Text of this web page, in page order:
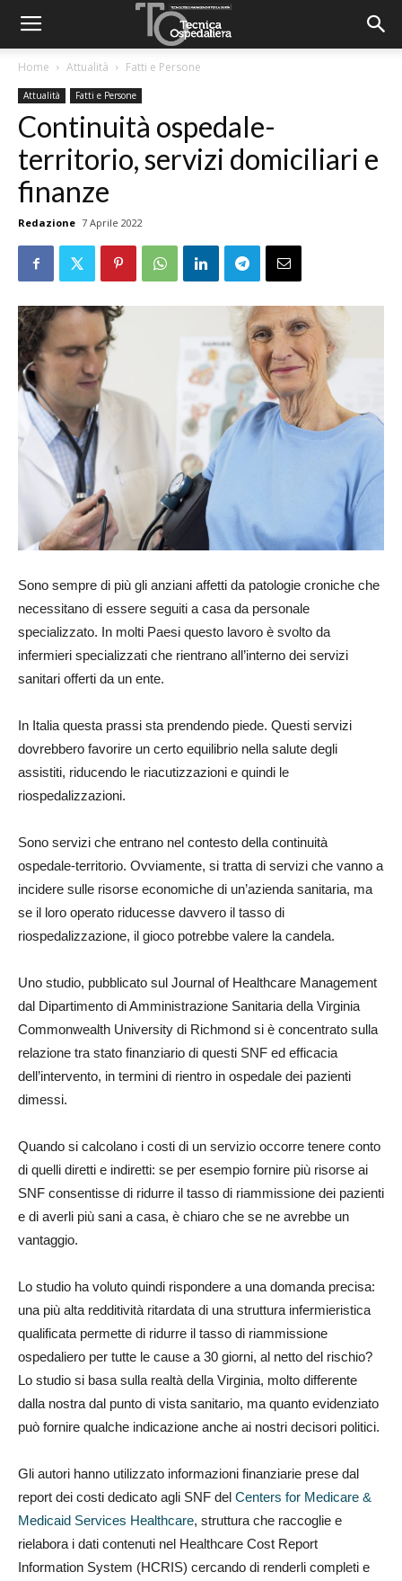
Home Attualità Fatti e Persone
Attualità Fatti e Persone
Continuità ospedale-
territorio, servizi domiciliari e
finanze
Redazione 7 Aprile 2022
Sono sempre di più gli anziani affetti da patologie croniche che
necessitano di essere seguiti a casa da personale
specializzato. In molti Paesi questo lavoro è svolto da
infermieri specializzati che rientrano all’interno dei servizi
sanitari offerti da un ente.
In Italia questa prassi sta prendendo piede. Questi servizi
dovrebbero favorire un certo equilibrio nella salute degli
assistiti, riducendo le riacutizzazioni e quindi le
riospedalizzazioni.
Sono servizi che entrano nel contesto della continuità
ospedale-territorio. Ovviamente, si tratta di servizi che vanno a
incidere sulle risorse economiche di un’azienda sanitaria, ma
se il loro operato riducesse davvero il tasso di
riospedalizzazione, il gioco potrebbe valere la candela.
Uno studio, pubblicato sul Journal of Healthcare Management
dal Dipartimento di Amministrazione Sanitaria della Virginia
Commonwealth University di Richmond si è concentrato sulla
relazione tra stato finanziario di questi SNF ed efficacia
dell’intervento, in termini di rientro in ospedale dei pazienti
dimessi.
Quando si calcolano i costi di un servizio occorre tenere conto
di quelli diretti e indiretti: se per esempio fornire più risorse ai
SNF consentisse di ridurre il tasso di riammissione dei pazienti
e di averli più sani a casa, è chiaro che se ne avrebbe un
vantaggio.
Lo studio ha voluto quindi rispondere a una domanda precisa:
una più alta redditività ritardata di una struttura infermieristica
qualificata permette di ridurre il tasso di riammissione
ospedaliero per tutte le cause a 30 giorni, al netto del rischio?
Lo studio si basa sulla realtà della Virginia, molto differente
dalla nostra dal punto di vista sanitario, ma quanto evidenziato
può fornire qualche indicazione anche ai nostri decisori politici.
Gli autori hanno utilizzato informazioni finanziarie prese dal
report dei costi dedicato agli SNF del Centers for Medicare &
Medicaid Services Healthcare, struttura che raccoglie e
rielabora i dati contenuti nel Healthcare Cost Report
Information System (HCRIS) cercando di renderli completi e